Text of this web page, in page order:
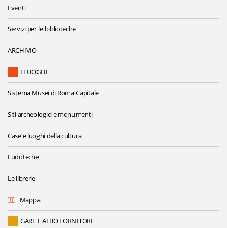
Eventi
Servizi per le biblioteche
ARCHIVIO
I LUOGHI
Sistema Musei di Roma Capitale
Siti archeologici e monumenti
Case e luoghi della cultura
Ludoteche
Le librerie
Mappa
GARE E ALBO FORNITORI